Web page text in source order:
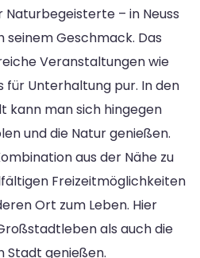
– in Neuss
Geschmack. Das
Veranstaltungen wie
für Unterhaltung pur. In den
kann man sich hingegen
und die Natur genießen.
aus der Nähe zu
Freizeitmöglichkeiten
Ort zum Leben. Hier
als auch die
Stadt genießen.